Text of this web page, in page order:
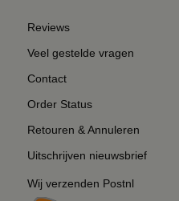
Reviews
Veel gestelde vragen
Contact
Order Status
Retouren & Annuleren
Uitschrijven nieuwsbrief
Wij verzenden Postnl